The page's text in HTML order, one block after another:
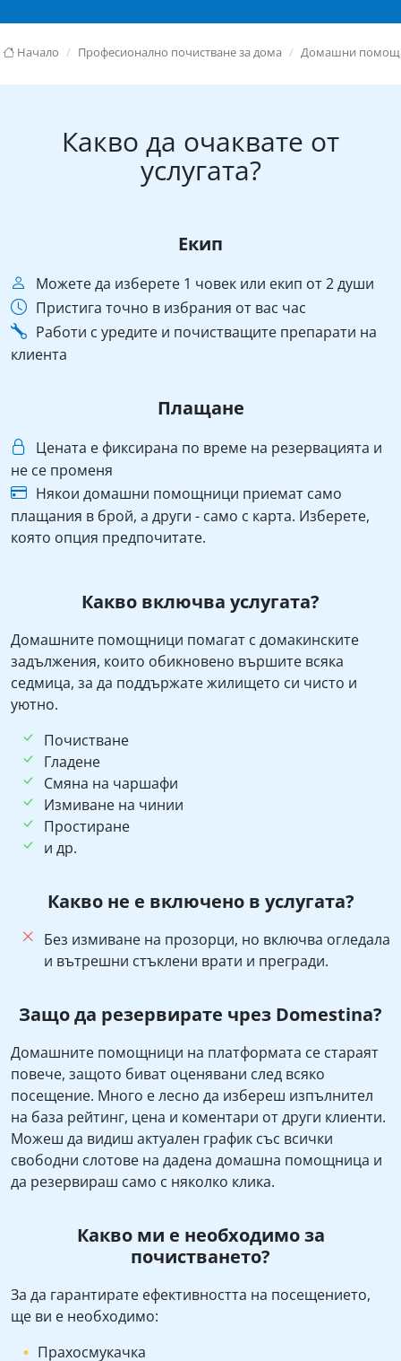
Начало Професионално почистване за дома Домашни
Какво да очаквате от
услугата?
Екип
Можете да изберете 1 човек или екип от 2 души
Пристига точно в избрания от вас час
Работи с уредите и почистващите препарати на
клиента
Плащане
Цената е фиксирана по време на резервацията и
не се променя
Някои домашни помощници приемат само
плащания в брой, а други - само с карта. Изберете,
която опция предпочитате.
Какво включва услугата?
Домашните помощници помагат с домакинските
задължения, които обикновено вършите всяка
седмица, за да поддържате жилището си чисто и
уютно.
Почистване
Гладене
Смяна на чаршафи
Измиване на чинии
Простиране
и др.
Какво не е включено в услугата?
Без измиване на прозорци, но включва огледала
и вътрешни стъклени врати и прегради.
Защо да резервирате чрез Domestina?
Домашните помощници на платформата се стараят
повече, защото биват оценявани след всяко
посещение. Много е лесно да избереш изпълнител
на база рейтинг, цена и коментари от други клиенти.
Можеш да видиш актуален график със всички
свободни слотове на дадена домашна помощница и
да резервираш само с няколко клика.
Какво ми е необходимо за
почистването?
За да гарантирате ефективността на посещението,
ще ви е необходимо:
Прахосмукачка